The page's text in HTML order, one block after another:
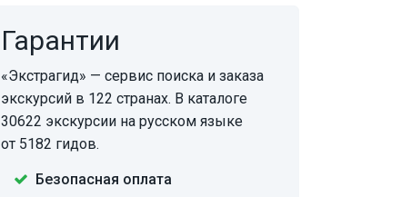
Гарантии
«Экстрагид» — сервис поиска и заказа
экскурсий в 122 странах. В каталоге
30622 экскурсии на русском языке
от 5182 гидов.
Безопасная оплата